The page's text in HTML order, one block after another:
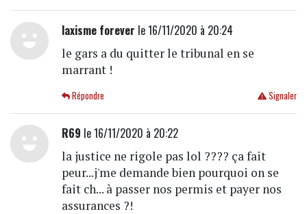
laxisme forever le 16/11/2020 à 20:24
le gars a du quitter le tribunal en se
marrant !
Signaler
Répondre
R69 le 16/11/2020 à 20:22
la justice ne rigole pas lol ???? ça fait
peur...j'me demande bien pourquoi on se
fait ch... à passer nos permis et payer nos
assurances ?!